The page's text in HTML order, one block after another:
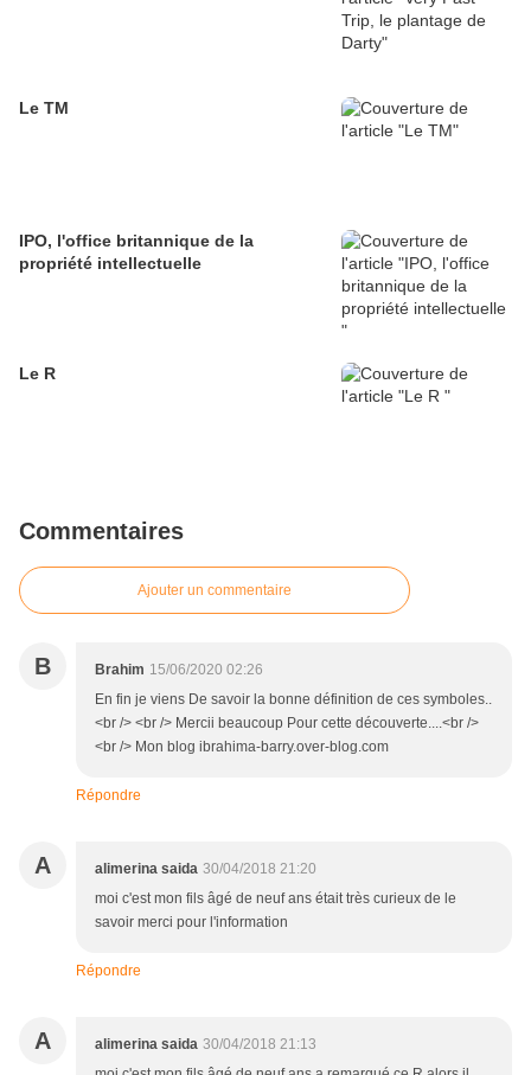
Le TM
IPO, l'office britannique de la
propriété intellectuelle
Le R
Commentaires
Ajouter un commentaire
B Brahim 15/06/2020 02:26
En fin je viens De savoir la bonne définition de ces symboles..
<br /> <br /> Mercii beaucoup Pour cette découverte....<br />
<br /> Mon blog ibrahima-barry.over-blog.com
Répondre
A alimerina saida 30/04/2018 21:20
moi c'est mon fils âgé de neuf ans était très curieux de le
savoir merci pour l'information
Répondre
A alimerina saida 30/04/2018 21:13